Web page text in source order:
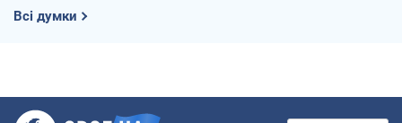
Всі думки